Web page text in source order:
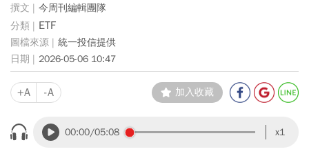
今周刊編輯團隊
ETF
統一投信提供
2026-05-06 10:47
+A -A 加入收藏
00:00/05:08 x1